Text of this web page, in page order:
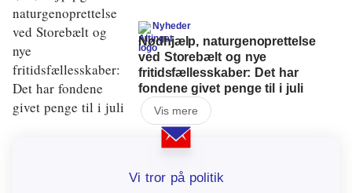
Nyheder
Nødhjælp, naturgenoprettelse
ved Storebælt og nye
fritidsfællesskaber: Det har
fondene givet penge til i juli
Vis mere
Vi tror på politik